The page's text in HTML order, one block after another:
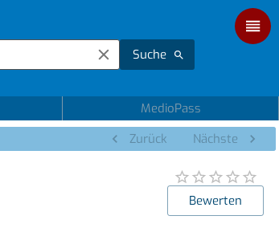
Suche
MedioPass
Zurück Nächste
Bewerten